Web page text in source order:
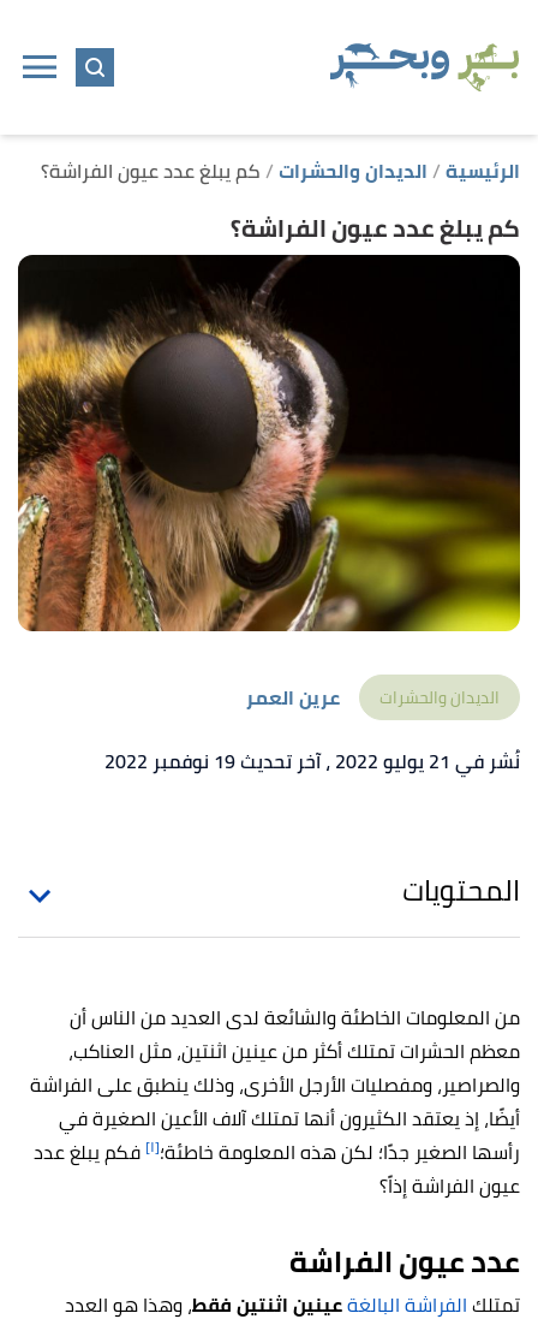
الرئيسية الديدان والحشرات كم يبلغ عدد عيون الفراشة؟
كم يبلغ عدد عيون الفراشة؟
الديدان والحشرات
عرين العمر
نُشر في 21 يوليو 2022
، آخر تحديث 19 نوفمبر 2022
المحتويات
من المعلومات الخاطئة والشائعة لدى العديد من الناس أن
معظم الحشرات تمتلك أكثر من عينين اثنتين، مثل العناكب،
والصراصير، ومفصليات الأرجل الأخرى، وذلك ينطبق على الفراشة
أيضًا، إذ يعتقد الكثيرون أنها تمتلك آلاف الأعين الصغيرة في
رأسها الصغير جدًا؛ لكن هذه المعلومة خاطئة؛[١] فكم يبلغ عدد
عيون الفراشة إذاً؟
عدد عيون الفراشة
تمتلكالفراشة البالغةعينين اثنتين فقط،وهذا هو العدد